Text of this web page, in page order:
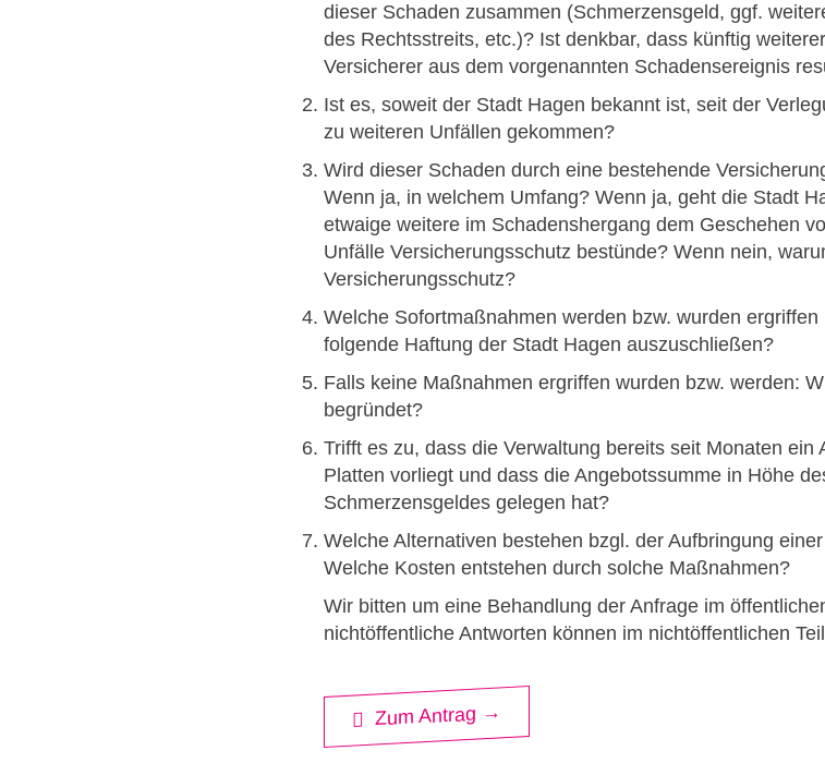
dieser Schaden zusammen (Schmerzensgeld, ggf.
des Rechtsstreits, etc.)? Ist denkbar, dass künftig
Versicherer aus dem vorgenannten Schadensereignis
Ist es, soweit der Stadt Hagen bekannt ist, seit der
zu weiteren Unfällen gekommen?
Wird dieser Schaden durch eine bestehende
Wenn ja, in welchem Umfang? Wenn ja, geht die Stadt
etwaige weitere im Schadenshergang dem Geschehen
Unfälle Versicherungsschutz bestünde? Wenn nein,
Versicherungsschutz?
Welche Sofortmaßnahmen werden bzw. wurden
folgende Haftung der Stadt Hagen auszuschließen?
Falls keine Maßnahmen ergriffen wurden bzw. werden:
begründet?
Trifft es zu, dass die Verwaltung bereits seit Monaten
Platten vorliegt und dass die Angebotssumme in Höhe
Schmerzensgeldes gelegen hat?
Welche Alternativen bestehen bzgl. der Aufbringung
Welche Kosten entstehen durch solche Maßnahmen?
Wir bitten um eine Behandlung der Anfrage im
nichtöffentliche Antworten können im nichtöffentlichen
Zum Antrag →